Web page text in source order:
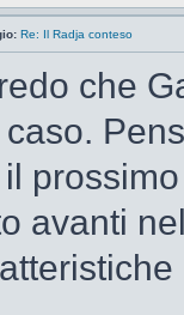
Re: Il Radja conteso
che
avanti